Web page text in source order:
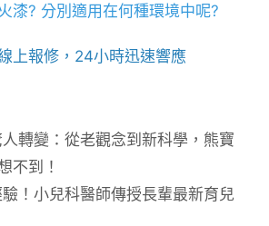
漆? 分別適用在何種環境中呢?
上報修，24小時迅速響應
轉變：從老觀念到新科學，熊寶
不到！
！小兒科醫師傳授長輩最新育兒